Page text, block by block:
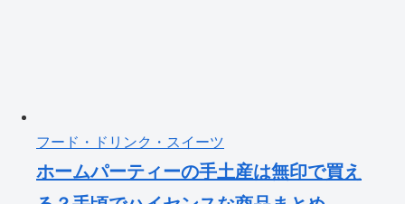
フード・ドリンク・スイーツ
ホームパーティーの手土産は無印で買え